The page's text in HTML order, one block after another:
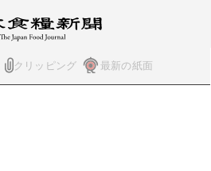
クリッピング 最新の紙面